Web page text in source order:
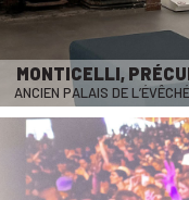
MONTICELLI,
ANCIEN PALAIS DE